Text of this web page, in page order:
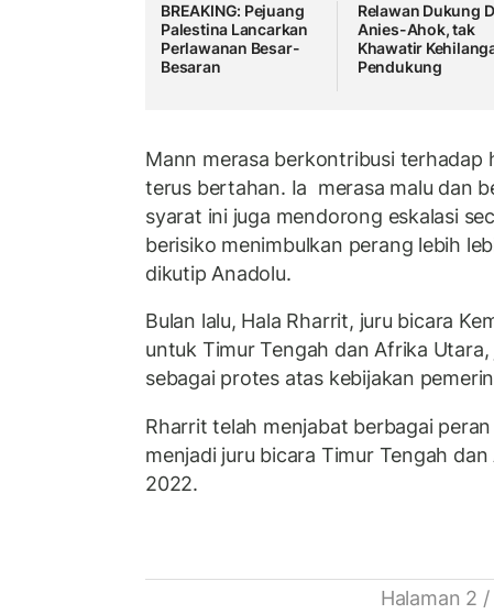
BREAKING: Pejuang
Palestina Lancarkan
Perlawanan Besar-
Besaran
Relawan Dukung
Anies-Ahok, tak
Khawatir
Pendukung
Mann merasa berkontribusi terhadap
terus bertahan. Ia merasa malu dan
syarat ini juga mendorong eskalasi
berisiko menimbulkan perang lebih
dikutip Anadolu.
Bulan lalu, Hala Rharrit, juru bicara
untuk Timur Tengah dan Afrika
sebagai protes atas kebijakan
Rharrit telah menjabat berbagai
menjadi juru bicara Timur Tengah
2022.
Halaman 2 /